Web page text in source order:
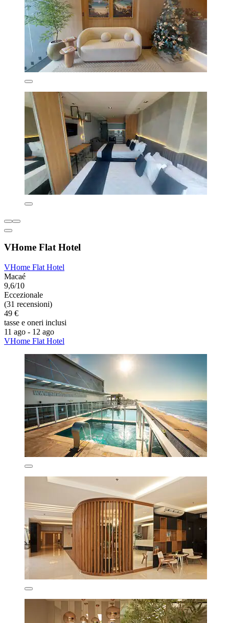
VHome Flat Hotel
VHome Flat Hotel
Macaé
9,6/10
Eccezionale
(31 recensioni)
49 €
tasse e oneri inclusi
11 ago - 12 ago
VHome Flat Hotel